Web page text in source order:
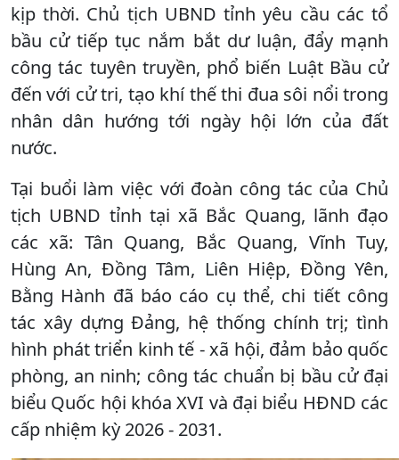
kịp thời. Chủ tịch UBND tỉnh yêu cầu các tổ
bầu cử tiếp tục nắm bắt dư luận, đẩy mạnh
công tác tuyên truyền, phổ biến Luật Bầu cử
đến với cử tri, tạo khí thế thi đua sôi nổi trong
nhân dân hướng tới ngày hội lớn của đất
nước.
Tại buổi làm việc với đoàn công tác của Chủ
tịch UBND tỉnh tại xã Bắc Quang, lãnh đạo
các xã: Tân Quang, Bắc Quang, Vĩnh Tuy,
Hùng An, Đồng Tâm, Liên Hiệp, Đồng Yên,
Bằng Hành đã báo cáo cụ thể, chi tiết công
tác xây dựng Đảng, hệ thống chính trị; tình
hình phát triển kinh tế - xã hội, đảm bảo quốc
phòng, an ninh; công tác chuẩn bị bầu cử đại
biểu Quốc hội khóa XVI và đại biểu HĐND các
cấp nhiệm kỳ 2026 - 2031.